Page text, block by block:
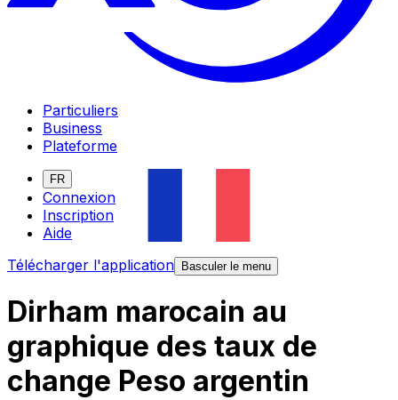
Particuliers
Business
Plateforme
FR
Connexion
Inscription
Aide
Télécharger l'application
Basculer le menu
Dirham marocain au
graphique des taux de
change Peso argentin